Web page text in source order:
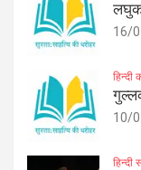
16/
हिन्दी
10/
हिन्दी